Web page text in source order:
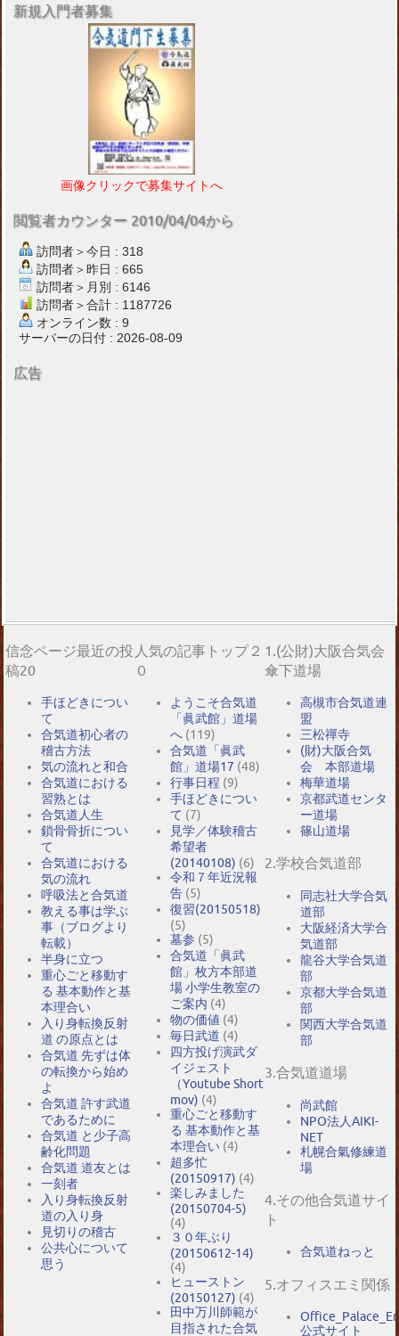
新規入門者募集
画像クリックで募集サイトへ
閲覧者カウンター 2010/04/04から
訪問者＞今日 : 318
訪問者＞昨日 : 665
訪問者＞月別 : 6146
訪問者＞合計 : 1187726
オンライン数 : 9
サーバーの日付 : 2026-08-09
広告
信念ページ最近の投
稿20
手ほどきについ
て
合気道初心者の
稽古方法
気の流れと和合
合気道における
習熟とは
合気道人生
鎖骨骨折につい
て
合気道における
気の流れ
呼吸法と合気道
教える事は学ぶ
事（ブログより
転載）
半身に立つ
重心ごと移動す
る 基本動作と基
本理合い
入り身転換反射
道 の原点とは
合気道 先ずは体
の転換から始め
よ
合気道 許す武道
であるために
合気道 と少子高
齢化問題
合気道 道友とは
一刻者
入り身転換反射
道の入り身
見切りの稽古
公共心について
思う
人気の記事トップ２
０
ようこそ合気道
「眞武館」道場
へ (119)
合気道「眞武
館」道場17 (48)
行事日程 (9)
手ほどきについ
て (7)
見学／体験稽古
希望者
(20140108) (6)
令和７年近況報
告 (5)
復習(20150518)
(5)
墓参 (5)
合気道「眞武
館」枚方本部道
場 小学生教室の
ご案内 (4)
物の価値 (4)
毎日武道 (4)
四方投げ演武ダ
イジェスト
（Youtube Short
mov) (4)
重心ごと移動す
る 基本動作と基
本理合い (4)
超多忙
(20150917) (4)
楽しみました
(20150704-5)
(4)
３０年ぶり
(20150612-14)
(4)
ヒューストン
(20150127) (4)
田中万川師範が
目指された合気
1.(公財)大阪合気会
傘下道場
高槻市合気道連
盟
三松禪寺
(財)大阪合気
会 本部道場
梅華道場
京都武道センタ
ー道場
篠山道場
2.学校合気道部
同志社大学合気
道部
大阪経済大学合
気道部
龍谷大学合気道
部
京都大学合気道
部
関西大学合気道
部
3.合気道道場
尚武館
NPO法人AIKI-
NET
札幌合氣修練道
場
4.その他合気道サイ
ト
合気道ねっと
5.オフィスエミ関係
公式サイト